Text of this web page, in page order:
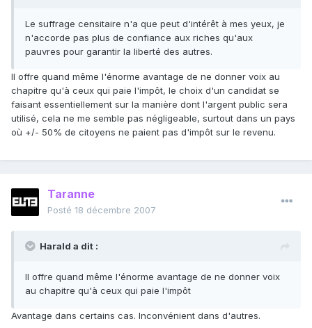
Le suffrage censitaire n'a que peut d'intérêt à mes yeux, je
n'accorde pas plus de confiance aux riches qu'aux
pauvres pour garantir la liberté des autres.
Il offre quand même l'énorme avantage de ne donner voix au
chapitre qu'à ceux qui paie l'impôt, le choix d'un candidat se
faisant essentiellement sur la manière dont l'argent public sera
utilisé, cela ne me semble pas négligeable, surtout dans un pays
où +/- 50% de citoyens ne paient pas d'impôt sur le revenu.
Taranne
Posté 18 décembre 2007
Harald a dit :
Il offre quand même l'énorme avantage de ne donner voix
au chapitre qu'à ceux qui paie l'impôt
Avantage dans certains cas. Inconvénient dans d'autres.